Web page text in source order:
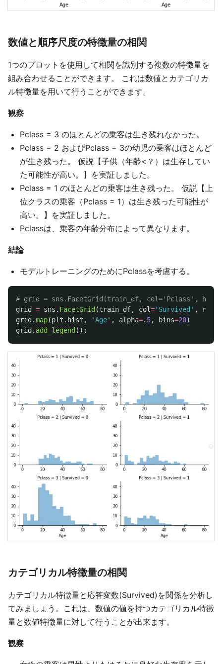
数値と順序尺度の特徴量の相関
1つのプロットを使用して相関を識別する複数の特徴量を
組み合わせることができます。 これは数値とカテゴリカ
ル特徴量を用いて行うことができます。
観察
Pclass = 3 のほとんどの乗客は生き残れなかった。
Pclass = 2 およびPclass = 3の幼児の乗客はほとんど
が生き残った。 仮説【子供（年齢<？）は生存してい
た可能性が高い。】を実証しました。
Pclass = 1 のほとんどの乗客は生き残った。 仮説【上
位クラスの乗客（Pclass = 1）は生き残った可能性が
高い。】を実証しました。
Pclassは、乗客の年齢分布によって異なります。
結論
モデルトレーニングのためにPclassを考慮する。
grid = sns . FacetGrid (train_df, col=' Survived ' , row
grid .map(plt . hist , 'Age' , alpha=. 5, bins=20)
grid . add_legend ();
カテゴリカル特徴量の相関
カテゴリカル特徴量と応答変数(Survived)を関係を分析し
てみましょう。これは、数値の値を持つカテゴリカル特徴
量と数値特徴量に対して行うことが出来ます。
観察